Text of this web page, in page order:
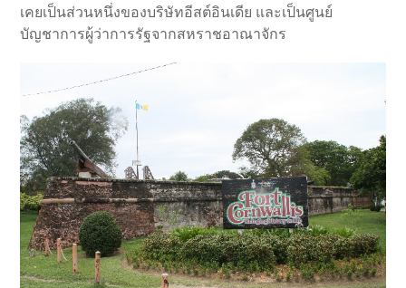
เคยเป็นส่วนหนึ่งของบริษัทอีสต์อินเดีย และเป็นศูนย์
บัญชาการผู้ว่าการรัฐจากสหราชอาณาจักร